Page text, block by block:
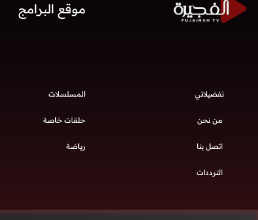
موقع البرامج
تفضيلاتي
من نحن
اتصل بنا
الترددات
المسلسلات
حلقات خاصة
رياضة